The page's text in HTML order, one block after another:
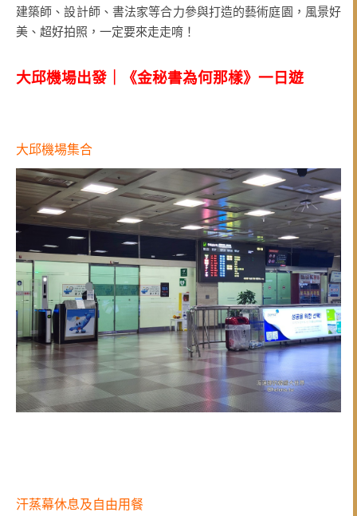
建築師、設計師、書法家等合力參與打造的藝術庭園，風景好
美、超好拍照，一定要來走走唷！
大邱機場出發｜ 《金秘書為何那樣》一日遊
大邱機場集合
汗蒸幕休息及自由用餐